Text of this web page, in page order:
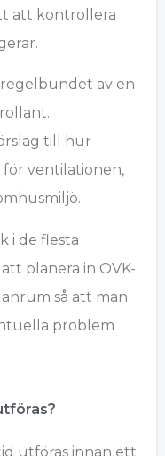
att kontrollera
regelbundet av en
till hur
för ventilationen,
i de flesta
planera in OVK-
så att man
problem
utföras innan ett